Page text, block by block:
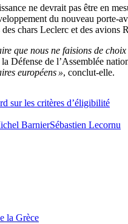
ne devrait pas être en
du nouveau
chars Leclerc et des avions
que nous ne faisions de
Défense de l’Assemblée
européens », conclut-elle.
sur les critères d’éligibilité
BarnierSébastien Lecornu
la Grèce